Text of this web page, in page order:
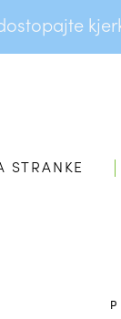
STRANKE